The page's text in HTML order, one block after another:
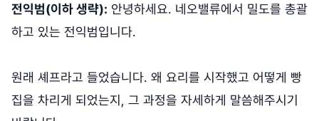
전익범(이하 생략): 안녕하세요. 네오밸류에서 밀도를 총괄
하고 있는 전익범입니다.
원래 셰프라고 들었습니다. 왜 요리를 시작했고 어떻게 빵
집을 차리게 되었는지, 그 과정을 자세하게 말씀해주시기